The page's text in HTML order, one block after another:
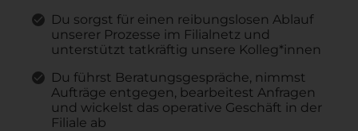
Du sorgst für einen reibungslosen Ablauf
unserer Prozesse im Filialnetz und
unterstützt tatkräftig unsere Kolleg*innen
Du führst Beratungsgespräche, nimmst
Aufträge entgegen, bearbeitest Anfragen
und wickelst das operative Geschäft in der
Filiale ab